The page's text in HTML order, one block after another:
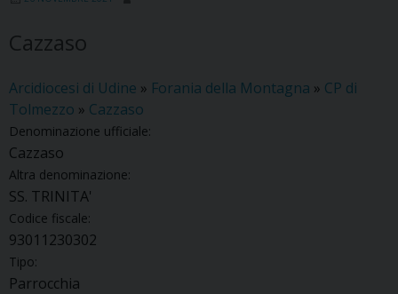
Cazzaso
Arcidiocesi di Udine » Forania della Montagna » CP di
Tolmezzo » Cazzaso
Denominazione ufficiale:
Cazzaso
Altra denominazione:
SS. TRINITA'
Codice fiscale:
93011230302
Tipo:
Parrocchia